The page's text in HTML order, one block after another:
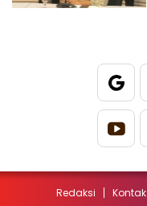
Redaksi Kontak